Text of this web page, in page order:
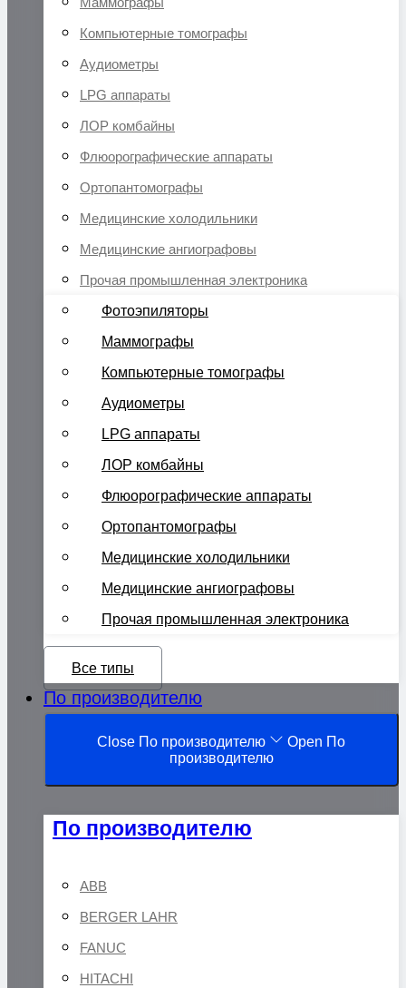
Компьютерные томографы
Аудиометры
LPG аппараты
ЛОР комбайны
Флюорографические аппараты
Ортопантомографы
Медицинские холодильники
Медицинские ангиографовы
Прочая промышленная электроника
Фотоэпиляторы
Маммографы
Компьютерные томографы
Аудиометры
LPG аппараты
ЛОР комбайны
Флюорографические аппараты
Ортопантомографы
Медицинские холодильники
Медицинские ангиографовы
Прочая промышленная электроника
Все типы
По производителю
Close По производителю
Open По
производителю
По производителю
ABB
BERGER LAHR
FANUC
HITACHI